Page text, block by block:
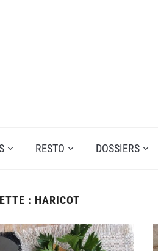
RESTO DOSSIERS
: HARICOT